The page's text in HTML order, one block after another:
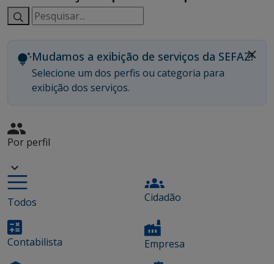
Pesquisar
serviços:
Mudamos a exibição de serviços da SEFAZ!
Selecione um dos perfis ou categoria para
exibição dos serviços.
Por perfil
Todos Cidadão
Contabilista Empresa